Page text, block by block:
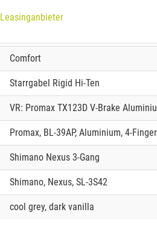
Leasinganbieter
Comfort
Starrgabel Rigid Hi-Ten
VR: Promax TX123D V-Brake
Promax, BL-39AP, Aluminium, 4-Finger
Shimano Nexus 3-Gang
Shimano, Nexus, SL-3S42
cool grey, dark vanilla